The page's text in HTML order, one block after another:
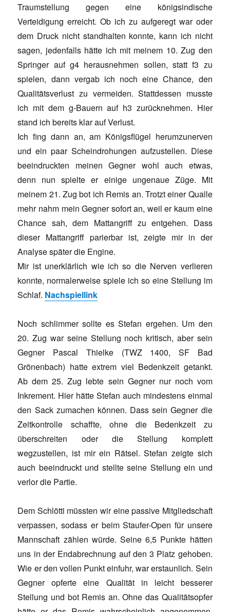
Traumstellung gegen eine königsindische
Verteidigung erreicht. Ob ich zu aufgeregt war oder
dem Druck nicht standhalten konnte, kann ich nicht
sagen, jedenfalls hätte ich mit meinem 10. Zug den
Springer auf g4 herausnehmen sollen, statt f3 zu
spielen, dann vergab ich noch eine Chance, den
Qualitätsverlust zu vermeiden. Stattdessen musste
ich mit dem g-Bauern auf h3 zurücknehmen. Hier
stand ich bereits klar auf Verlust.
Ich fing dann an, am Königsflügel herumzunerven
und ein paar Scheindrohungen aufzustellen. Diese
beeindruckten meinen Gegner wohl auch etwas,
denn nun spielte er einige ungenaue Züge. Mit
meinem 21. Zug bot ich Remis an. Trotzt einer Qualle
mehr nahm mein Gegner sofort an, weil er kaum eine
Chance sah, dem Mattangriff zu entgehen. Dass
dieser Mattangriff parierbar ist, zeigte mir in der
Analyse später die Engine.
Mir ist unerklärlich wie ich so die Nerven verlieren
konnte, normalerweise spiele ich so eine Stellung im
Schlaf. Nachspiellink
Noch schlimmer sollte es Stefan ergehen. Um den
20. Zug war seine Stellung noch kritisch, aber sein
Gegner Pascal Thielke (TWZ 1400, SF Bad
Grönenbach) hatte extrem viel Bedenkzeit getankt.
Ab dem 25. Zug lebte sein Gegner nur noch vom
Inkrement. Hier hätte Stefan auch mindestens einmal
den Sack zumachen können. Dass sein Gegner die
Zeitkontrolle schaffte, ohne die Bedenkzeit zu
überschreiten oder die Stellung komplett
wegzustellen, ist mir ein Rätsel. Stefan zeigte sich
auch beeindruckt und stellte seine Stellung ein und
verlor die Partie.
Dem Schlötti müssten wir eine passive Mitgliedschaft
verpassen, sodass er beim Staufer-Open für unsere
Mannschaft zählen würde. Seine 6,5 Punkte hätten
uns in der Endabrechnung auf den 3 Platz gehoben.
Wie er den vollen Punkt einfuhr, war erstaunlich. Sein
Gegner opferte eine Qualität in leicht besserer
Stellung und bot Remis an. Ohne das Qualitätsopfer